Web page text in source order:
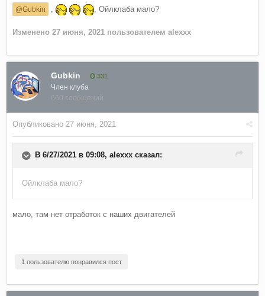
@Gubkin , , Ойлклаба мало?
Изменено 27 июня, 2021 пользователем alexxx
Gubkin 331
Член клуба
660 сообщений
Опубликовано 27 июня, 2021
В 6/27/2021 в 09:08, alexxx сказал:
Ойлклаба мало?
мало, там нет отработок с наших двигателей
1 пользователю понравился пост